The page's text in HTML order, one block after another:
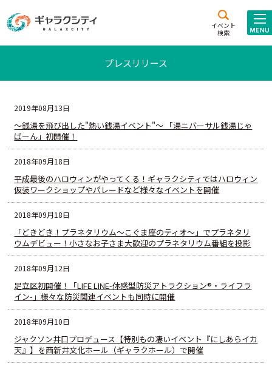
イベント
検索
施設案内
文化ホール
施設貸出･団体利用
こどもみーてぃんぐ
Gがくえん
いっしょに創る
イベントレポート
プレスリリース
2019年08月13日
～銭湯を飛び出した"熱い銭湯イベント"～ 「湯ニバーサル銭湯じゃ
ばーん」初開催！
2018年09月18日
平成最後のハロウィンがやってくる！ギャラクシティではハロウィン
仮装ワークショップやパレードなど様々なイベントを開催
2018年09月18日
「どきどき！プラネタリウム～こぐま座のティオ～」でプラネタリ
ウムデビュー！小さなお子さま大歓迎のプラネタリウム番組を投影
2018年09月12日
足立区初開催！「LIFE LINE-体感型防災アトラクション®・ライフラ
イン-」様々な防災関連イベントも同時に開催
2018年09月10日
ジャクソン井口プロデュース【特別もの凄いイベント『にしあらイカ
天』】を西新井文化ホール（ギャラクホール）で開催